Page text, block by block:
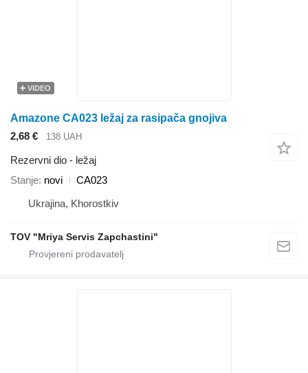
VIDEO
Amazone CA023 ležaj za rasipača gnojiva
2,68 €
138 UAH
Rezervni dio - ležaj
Stanje novi
CA023
Ukrajina, Khorostkiv
TOV "Mriya Servis Zapchastini"